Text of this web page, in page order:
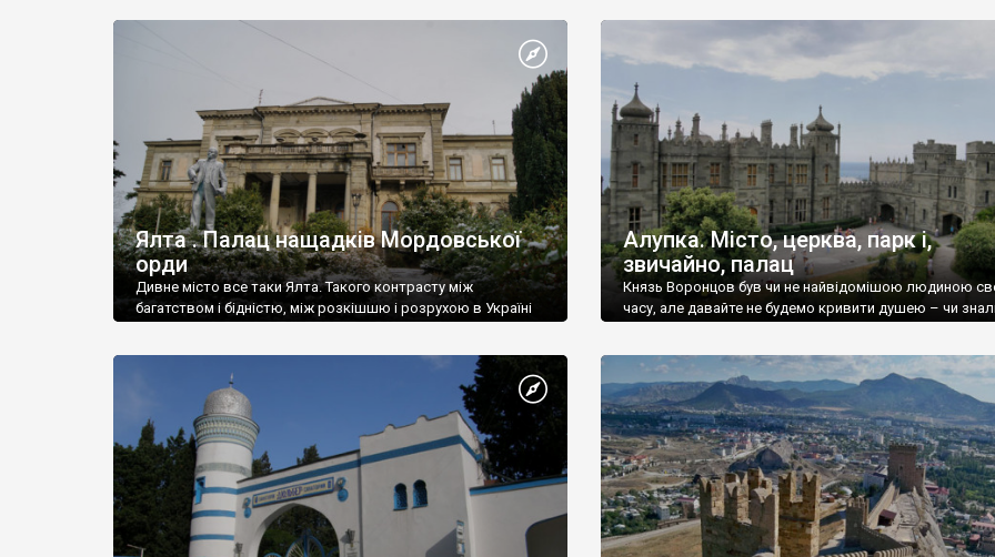
Ялта . Палац нащадків Мордовської
орди
Дивне місто все таки Ялта. Такого контрасту між
багатством і бідністю, між розкішшю і розрухою в Україні
Алупка. Місто, церква, парк і,
звичайно, палац
Князь Воронцов був чи не найвідомішою людиною
часу, але давайте не будемо кривити душею – чи